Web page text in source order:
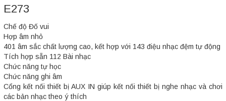
E273
Chế độ Đố vui
Hợp âm nhỏ
401 âm sắc chất lượng cao, kết hợp với 143 điệu nhạc đệm tự động
Tích hợp sẵn 112 Bài nhạc
Chức năng tự học
Chức năng ghi âm
Cổng kết nối thiết bị AUX IN giúp kết nối thiết bị nghe nhạc và chơi
các bản nhạc theo ý thích